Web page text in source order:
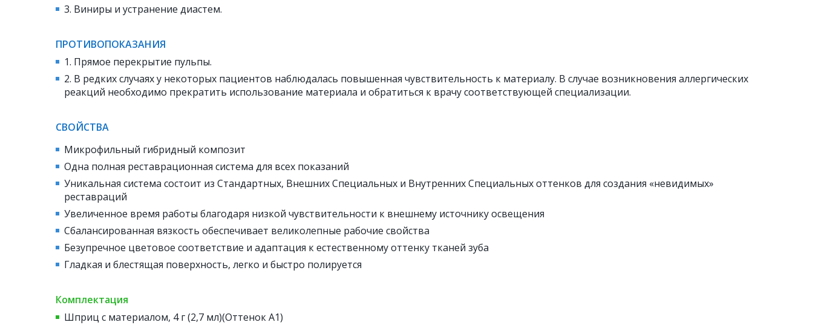
3. Виниры и устранение диастем.
ПРОТИВОПОКАЗАНИЯ
1. Прямое перекрытие пульпы.
2. В редких случаях у некоторых пациентов наблюдалась повышенная чувствительность к материалу. В случае возникновения аллергических
реакций необходимо прекратить использование материала и обратиться к врачу соответствующей специализации.
СВОЙСТВА
Микрофильный гибридный композит
Одна полная реставрационная система для всех показаний
Уникальная система состоит из Стандартных, Внешних Специальных и Внутренних Специальных оттенков для создания «невидимых»
реставраций
Увеличенное время работы благодаря низкой чувствительности к внешнему источнику освещения
Сбалансированная вязкость обеспечивает великолепные рабочие свойства
Безупречное цветовое соответствие и адаптация к естественному оттенку тканей зуба
Гладкая и блестящая поверхность, легко и быстро полируется
Комплектация
Шприц с материалом, 4 г (2,7 мл)(Оттенок А1)